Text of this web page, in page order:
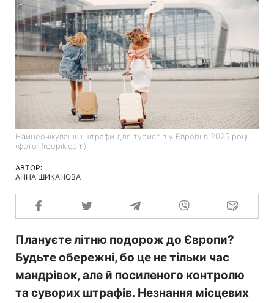
Найнеочікуваніші штрафи для туристів у Європі в 2025 році
(фото: freepik.com)
АВТОР:
АННА ШИКАНОВА
Плануєте літню подорож до Європи?
Будьте обережні, бо це не тільки час
мандрівок, але й посиленого контролю
та суворих штрафів. Незнання місцевих